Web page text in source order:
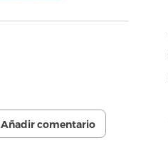
Añadir comentario